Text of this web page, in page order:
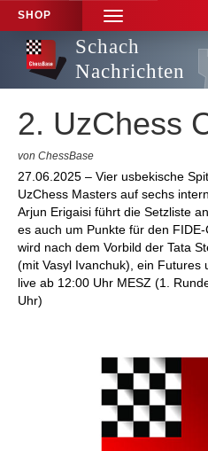
SHOP
TOGGLE
NAVIGATION
Schach
Nachrichten
2. UzChess
von ChessBase
27.06.2025 – Vier usbekische
UzChess Masters auf sechs
Arjun Erigaisi führt die Setzliste
es auch um Punkte für den
wird nach dem Vorbild der Tata
(mit Vasyl Ivanchuk), ein Futures
live ab 12:00 Uhr MESZ (1.
Uhr)